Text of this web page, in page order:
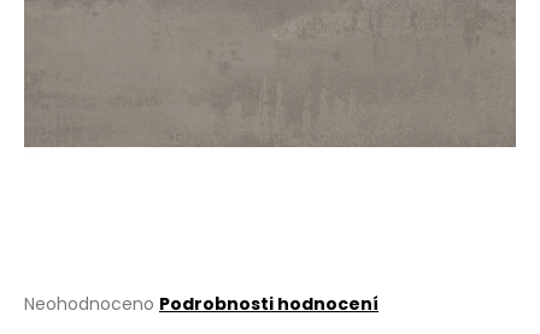
Průměrné
Neohodnoceno Podrobnosti hodnocení
?